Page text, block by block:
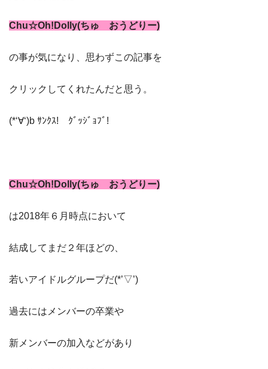
Chu☆Oh!Dolly(ちゅ おうどりー)
の事が気になり、思わずこの記事を
クリックしてくれたんだと思う。
(*‘∀‘)b ｻﾝｸｽ! ｸﾞｯｼﾞｮﾌﾞ!
Chu☆Oh!Dolly(ちゅ おうどりー)
は2018年６月時点において
結成してまだ２年ほどの、
若いアイドルグループだ(*’▽’)
過去にはメンバーの卒業や
新メンバーの加入などがあり